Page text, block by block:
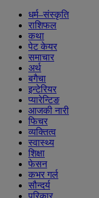
धर्म–संस्कृति
राशिफल
कथा
पेट केयर
समाचार
अर्थ
बगैचा
इन्टेरियर
प्यारेन्टिङ
आजकी नारी
फिचर
व्यक्तित्व
स्वास्थ्य
शिक्षा
फेसन
कभर गर्ल
सौन्दर्य
परिकार